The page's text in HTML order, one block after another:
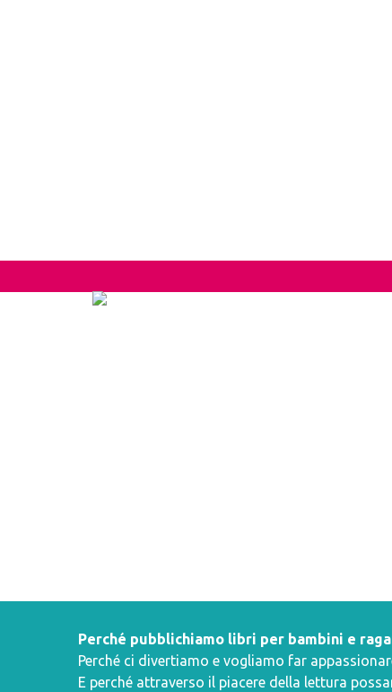
Perché pubblichiamo libri per bambini e
Perché ci divertiamo e vogliamo far
E perché attraverso il piacere della lettura